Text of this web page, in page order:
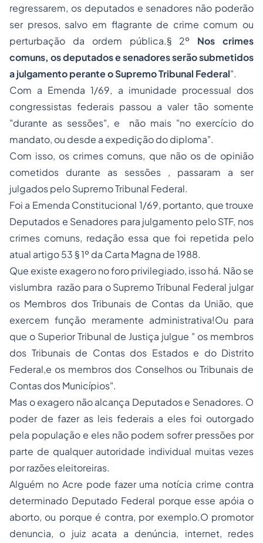
regressarem, os deputados e senadores não poderão
ser presos, salvo em flagrante de crime comum ou
perturbação da ordem pública.§ 2º Nos crimes
comuns, os deputados e senadores serão submetidos
a julgamento perante o Supremo Tribunal Federal".
Com a Emenda 1/69, a imunidade processual dos
congressistas federais passou a valer tão somente
"durante as sessões", e não mais "no exercício do
mandato, ou desde a expedição do diploma".
Com isso, os crimes comuns, que não os de opinião
cometidos durante as sessões , passaram a ser
julgados pelo Supremo Tribunal Federal.
Foi a Emenda Constitucional 1/69, portanto, que trouxe
Deputados e Senadores para julgamento pelo STF, nos
crimes comuns, redação essa que foi repetida pelo
atual artigo 53 § 1º da Carta Magna de 1988.
Que existe exagero no foro privilegiado, isso há. Não se
vislumbra razão para o Supremo Tribunal Federal julgar
os Membros dos Tribunais de Contas da União, que
exercem função meramente administrativa!Ou para
que o Superior Tribunal de Justiça julgue " os membros
dos Tribunais de Contas dos Estados e do Distrito
Federal,e os membros dos Conselhos ou Tribunais de
Contas dos Municípios".
Mas o exagero não alcança Deputados e Senadores. O
poder de fazer as leis federais a eles foi outorgado
pela população e eles não podem sofrer pressões por
parte de qualquer autoridade individual muitas vezes
por razões eleitoreiras.
Alguém no Acre pode fazer uma notícia crime contra
determinado Deputado Federal porque esse apóia o
aborto, ou porque é contra, por exemplo.O promotor
denuncia, o juiz acata a denúncia, internet, redes